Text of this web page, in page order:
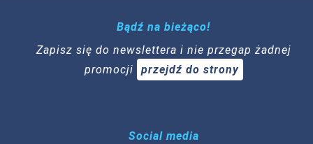
Bądź na bieżąco!
Zapisz się do newslettera i nie przegap żadnej
promocji
przejdź do strony
Social media